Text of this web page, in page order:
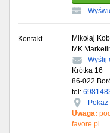
Kontakt
Mikołaj
MK
Wyślij
Krótka 16
86-022
tel:
Pokaż
Uwaga:
favore.pl